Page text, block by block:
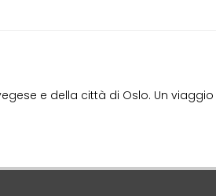
e della città di Oslo. Un viaggio